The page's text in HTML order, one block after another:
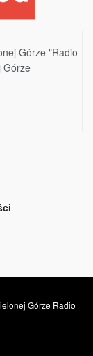
Górze "Radio
Górze
Górze Radio